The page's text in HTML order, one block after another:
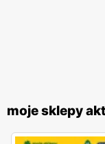
moje sklepy